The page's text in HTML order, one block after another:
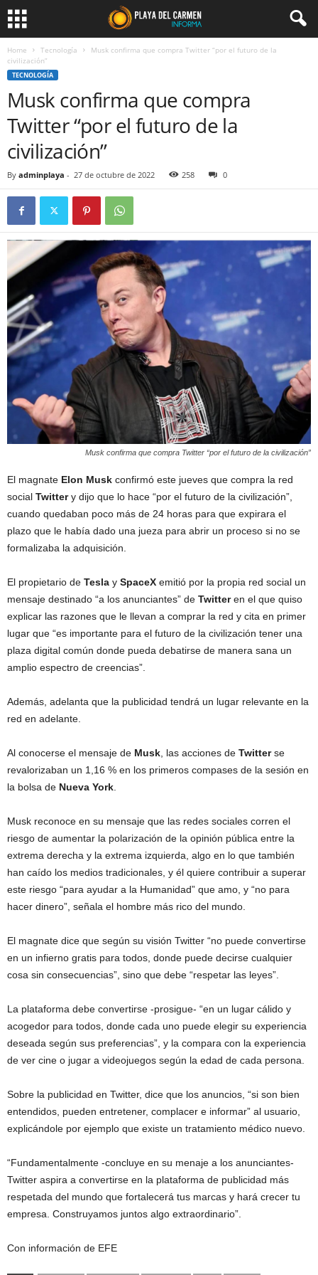
Home Tecnología
Musk confirma que compra Twitter “por el futuro de la
civilización”
TECNOLOGÍA
Musk confirma que compra
Twitter “por el futuro de la
civilización”
By adminplaya - 27 de octubre de 2022 258 0
Musk confirma que compra Twitter “por el futuro de la civilización”
El magnate Elon Musk confirmó este jueves que compra la red
social Twittery dijo que lo hace “por el futuro de la civilización”,
cuando quedaban poco más de 24 horas para que expirara el
plazo que le había dado una jueza para abrir un proceso si no se
formalizaba la adquisición.
El propietario de Tesla y SpaceX emitió por la propia red social un
mensaje destinado “a los anunciantes” de Twitteren el que quiso
explicar las razones que le llevan a comprar la red y cita en primer
lugar que “es importante para el futuro de la civilización tener una
plaza digital común donde pueda debatirse de manera sana un
amplio espectro de creencias”.
Además, adelanta que la publicidad tendrá un lugar relevante en la
red en adelante.
Al conocerse el mensaje de Musk , las acciones de Twitterse
revalorizaban un 1,16 % en los primeros compases de la sesión en
la bolsa de Nueva York
Musk reconoce en su mensaje que las redes sociales corren el
riesgo de aumentar la polarización de la opinión pública entre la
extrema derecha y la extrema izquierda, algo en lo que también
han caído los medios tradicionales, y él quiere contribuir a superar
este riesgo “para ayudar a la Humanidad” que amo, y “no para
hacer dinero”, señala el hombre más rico del mundo.
El magnate dice que según su visión Twitter “no puede convertirse
en un infierno gratis para todos, donde puede decirse cualquier
cosa sin consecuencias”, sino que debe “respetar las leyes”.
La plataforma debe convertirse -prosigue- “en un lugar cálido y
acogedor para todos, donde cada uno puede elegir su experiencia
deseada según sus preferencias”, y la compara con la experiencia
de ver cine o jugar a videojuegos según la edad de cada persona.
Sobre la publicidad en Twitter, dice que los anuncios, “si son bien
entendidos, pueden entretener, complacer e informar” al usuario,
explicándole por ejemplo que existe un tratamiento médico nuevo.
“Fundamentalmente -concluye en su menaje a los anunciantes-
Twitter aspira a convertirse en la plataforma de publicidad más
respetada del mundo que fortalecerá tus marcas y hará crecer tu
empresa. Construyamos juntos algo extraordinario”.
Con información de EFE